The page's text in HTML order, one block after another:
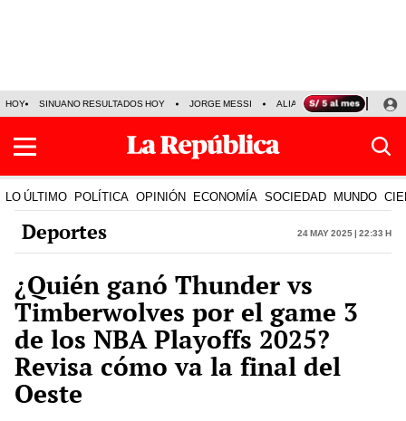
HOY SINUANO RESULTADOS HOY JORGE MESSI ALIANZA LIMA VS SPORT
LO ÚLTIMO POLÍTICA OPINIÓN ECONOMÍA SOCIEDAD MUNDO
Deportes 24 May 2025 | 22:33 h
¿Quién ganó Thunder vs
Timberwolves por el game 3
de los NBA Playoffs 2025?
Revisa cómo va la final del
Oeste